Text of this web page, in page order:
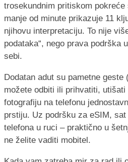
trosekundnim pritiskom
manje od minute prikazuje 11
njihovu interpretaciju. To nije
podataka“, nego prava podrška
sebi.
Dodatan adut su pametne
možete odbiti ili prihvatiti,
fotografiju na telefonu
prstiju. Uz podršku za eSIM,
telefona u ruci – praktično u
ne želite vaditi mobitel.